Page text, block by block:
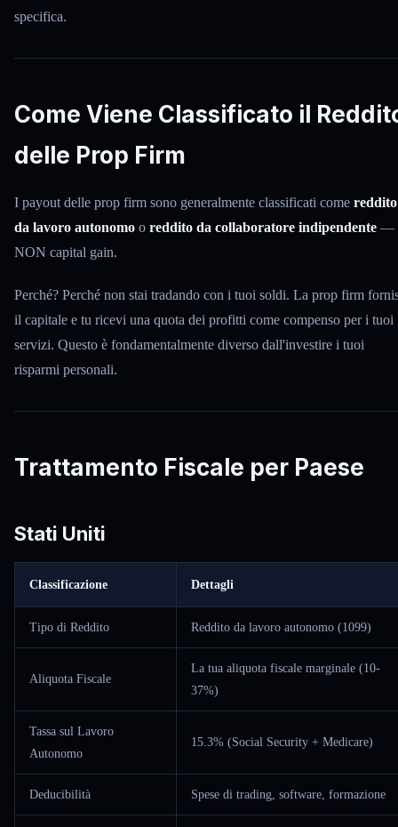
specifica.
Come Viene Classificato il
delle Prop Firm
I payout delle prop firm sono generalmente classificati come reddito
da lavoro autonomo o reddito da collaboratore indipendente —
NON capital gain.
Perché? Perché non stai tradando con i tuoi soldi. La prop firm
il capitale e tu ricevi una quota dei profitti come compenso per i tuoi
servizi. Questo è fondamentalmente diverso dall'investire i tuoi
risparmi personali.
Trattamento Fiscale per Paese
Stati Uniti
Classificazione Dettagli
Tipo di Reddito Reddito da lavoro autonomo (1099)
Aliquota Fiscale
La tua aliquota fiscale marginale (10-
37%)
Tassa sul Lavoro
Autonomo
15.3% (Social Security + Medicare)
Deducibilità Spese di trading, software, formazione